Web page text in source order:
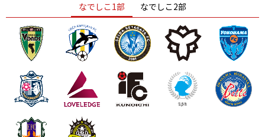
ニッパツ 名古屋 静岡 愛媛Ｌ
なでしこ1部 なでしこ2部